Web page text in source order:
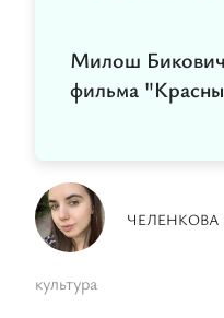
Милош Бикович
фильма
ЧЕЛЕНКОВА
культура